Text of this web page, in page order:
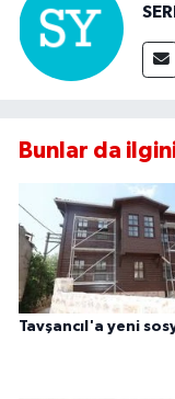
Bunlar da
Tavşancıl'a yeni